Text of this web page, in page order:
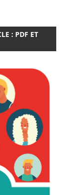
: PDF ET